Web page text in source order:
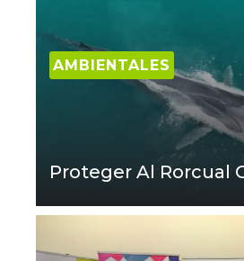
AMBIENTALES
Proteger Al Rorcual